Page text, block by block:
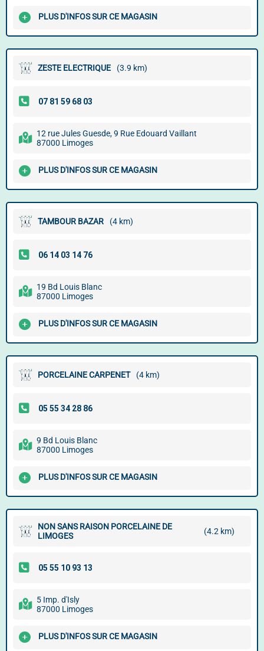
PLUS D'INFOS SUR CE MAGASIN
ZESTE ELECTRIQUE (3.9 km)
12 rue Jules Guesde, 9 Rue Edouard Vaillant
87000 Limoges
PLUS D'INFOS SUR CE MAGASIN
TAMBOUR BAZAR (4 km)
19 Bd Louis Blanc
87000 Limoges
PLUS D'INFOS SUR CE MAGASIN
PORCELAINE CARPENET (4 km)
9 Bd Louis Blanc
87000 Limoges
PLUS D'INFOS SUR CE MAGASIN
NON SANS RAISON PORCELAINE DE
LIMOGES
(4.2 km)
5 Imp. d'Isly
87000 Limoges
PLUS D'INFOS SUR CE MAGASIN